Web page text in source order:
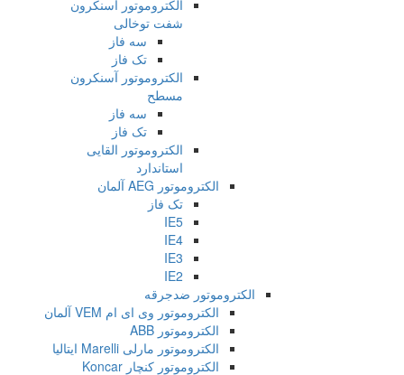
الکتروموتور آسنکرون
شفت توخالی
سه فاز
تک فاز
الکتروموتور آسنکرون
مسطح
سه فاز
تک فاز
الکتروموتور القایی
استاندارد
الکتروموتور AEG آلمان
تک فاز
IE5
IE4
IE3
IE2
الکتروموتور ضدجرقه
الکتروموتور وی ای ام VEM آلمان
الکتروموتور ABB
الکتروموتور مارلی Marelli ایتالیا
الکتروموتور کنچار Koncar